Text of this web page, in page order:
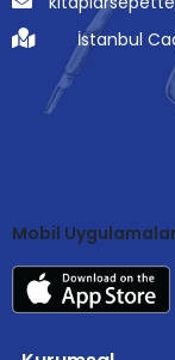
İstanbul
Mobil